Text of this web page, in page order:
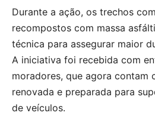
Durante a ação, os trechos
recompostos com massa
técnica para assegurar maior
A iniciativa foi recebida com
moradores, que agora contam
renovada e preparada para
de veículos.